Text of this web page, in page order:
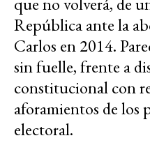
República ante la
Carlos en 2014.
sin fuelle, frente a
constitucional con
aforamientos de los
electoral.